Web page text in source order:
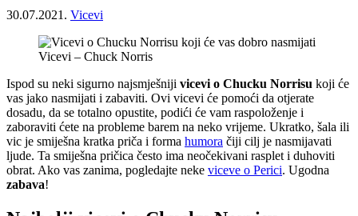
30.07.2021. Vicevi
Vicevi – Chuck Norris
Ispod su neki sigurno najsmješniji vicevi o Chucku Norrisu koji će
vas jako nasmijati i zabaviti. Ovi vicevi će pomoći da otjerate
dosadu, da se totalno opustite, podići će vam raspoloženje i
zaboraviti ćete na probleme barem na neko vrijeme. Ukratko, šala ili
vic je smiješna kratka priča i forma humora čiji cilj je nasmijavati
ljude. Ta smiješna pričica često ima neočekivani rasplet i duhoviti
obrat. Ako vas zanima, pogledajte neke viceve o Perici. Ugodna
zabava!